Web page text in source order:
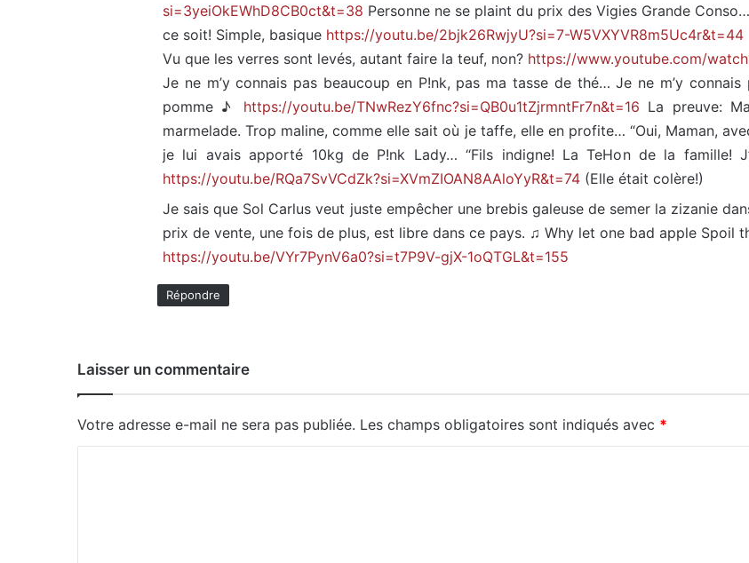
si=3yeiOkEWhD8CB0ct&t=38 Personne ne se plaint du prix des Vigies Grande
ce soit! Simple, basique https://youtu.be/2bjk26RwjyU?si=7-W5VXYVR8m5Uc4r&t=44
Vu que les verres sont levés, autant faire la teuf, non? https://www.youtube.com/
Je ne m’y connais pas beaucoup en P!nk, pas ma tasse de thé… Je ne m’y
pomme ♪ https://youtu.be/TNwRezY6fnc?si=QB0u1tZjrmntFr7n&t=16 La preuve:
marmelade. Trop maline, comme elle sait où je taffe, elle en profite… “Oui, Maman,
je lui avais apporté 10kg de P!nk Lady… “Fils indigne! La TeHon de la famille!
https://youtu.be/RQa7SvVCdZk?si=XVmZIOAN8AAloYyR&t=74 (Elle était colère!)
Je sais que Sol Carlus veut juste empêcher une brebis galeuse de semer la zizanie
prix de vente, une fois de plus, est libre dans ce pays. ♫ Why let one bad apple Spoil
https://youtu.be/VYr7PynV6a0?si=t7P9V-gjX-1oQTGL&t=155
Répondre
Laisser un commentaire
Votre adresse e-mail ne sera pas publiée. Les champs obligatoires sont indiqués avec *